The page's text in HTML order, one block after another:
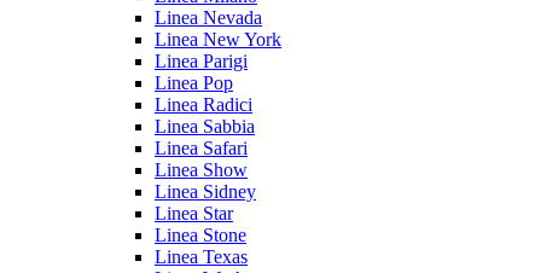
Linea Nevada
Linea New York
Linea Parigi
Linea Pop
Linea Radici
Linea Sabbia
Linea Safari
Linea Show
Linea Sidney
Linea Star
Linea Stone
Linea Texas